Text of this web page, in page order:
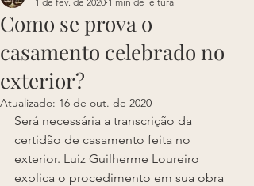
Como se prova o
casamento celebrado no
exterior?
Atualizado: 16 de out. de 2020
Será necessária a transcrição da
certidão de casamento feita no
exterior. Luiz Guilherme Loureiro
explica o procedimento em sua obra